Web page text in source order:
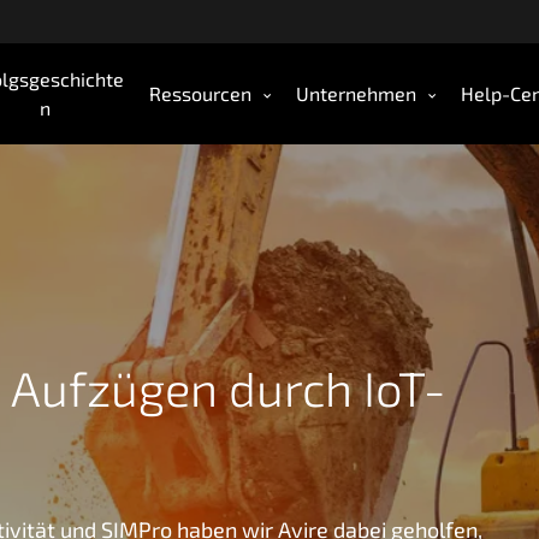
n
Ressourcen Unternehmen Help-
durch IoT-
und SIMPro haben wir Avire dabei geholfen,